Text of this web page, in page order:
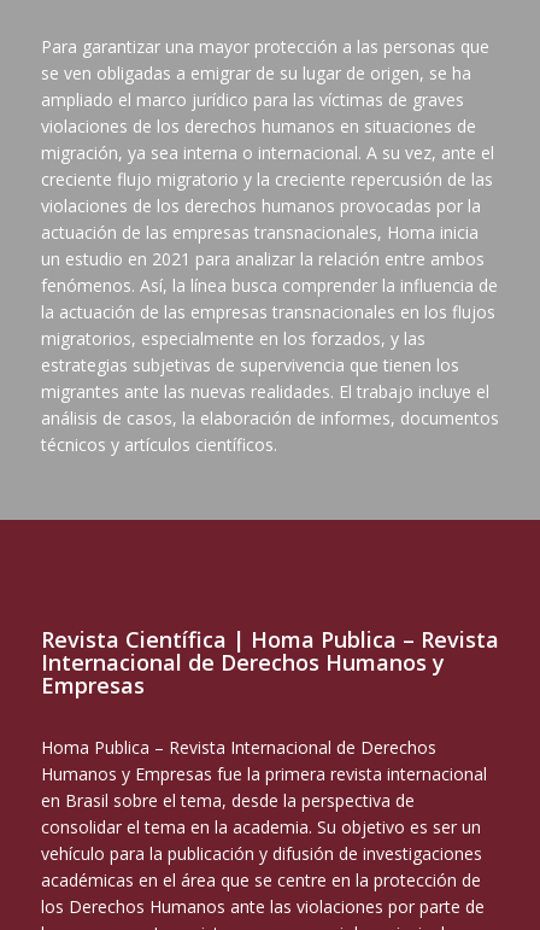
Para garantizar una mayor protección a las personas que
se ven obligadas a emigrar de su lugar de origen, se ha
ampliado el marco jurídico para las víctimas de graves
violaciones de los derechos humanos en situaciones de
migración, ya sea interna o internacional. A su vez, ante el
creciente flujo migratorio y la creciente repercusión de las
violaciones de los derechos humanos provocadas por la
actuación de las empresas transnacionales, Homa inicia
un estudio en 2021 para analizar la relación entre ambos
fenómenos. Así, la línea busca comprender la influencia de
la actuación de las empresas transnacionales en los flujos
migratorios, especialmente en los forzados, y las
estrategias subjetivas de supervivencia que tienen los
migrantes ante las nuevas realidades. El trabajo incluye el
análisis de casos, la elaboración de informes, documentos
técnicos y artículos científicos.
Revista Científica | Homa Publica – Revista
Internacional de Derechos Humanos y
Empresas
Homa Publica – Revista Internacional de Derechos
Humanos y Empresas fue la primera revista internacional
en Brasil sobre el tema, desde la perspectiva de
consolidar el tema en la academia. Su objetivo es ser un
vehículo para la publicación y difusión de investigaciones
académicas en el área que se centre en la protección de
los Derechos Humanos ante las violaciones por parte de